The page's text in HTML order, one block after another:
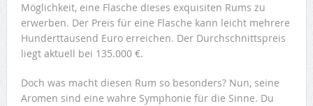
Möglichkeit, eine Flasche dieses exquisiten Rums zu
erwerben. Der Preis für eine Flasche kann leicht mehrere
Hunderttausend Euro erreichen. Der Durchschnittspreis
liegt aktuell bei 135.000 €.
Doch was macht diesen Rum so besonders? Nun, seine
Aromen sind eine wahre Symphonie für die Sinne. Du